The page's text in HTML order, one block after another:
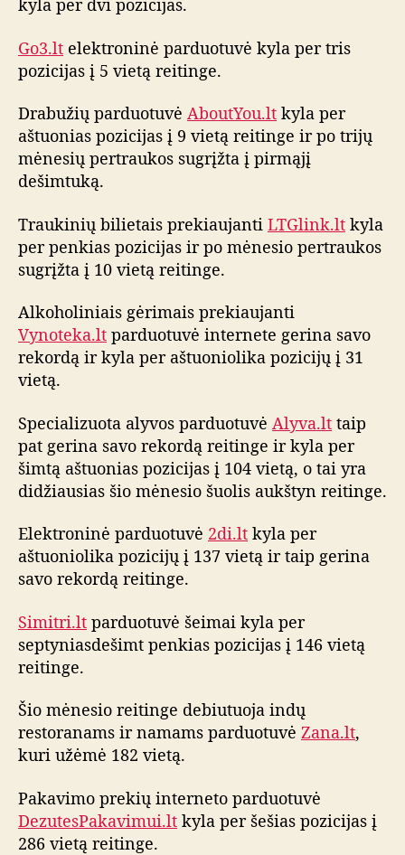
r
t
o
a
u
o
v
i
r
t
i
n
g
a
p
ž
l
g
kyla per dvi pozicijas.
Go3.lt elektroninė parduotuvė kyla per tris
pozicijas į 5 vietą reitinge.
Drabužių parduotuvė AboutYou.lt kyla per
aštuonias pozicijas į 9 vietą reitinge ir po trijų
mėnesių pertraukos sugrįžta į pirmąjį
dešimtuką.
Traukinių bilietais prekiaujanti LTGlink.lt kyla
per penkias pozicijas ir po mėnesio pertraukos
sugrįžta į 10 vietą reitinge.
Alkoholiniais gėrimais prekiaujanti
Vynoteka.lt parduotuvė internete gerina savo
rekordą ir kyla per aštuoniolika pozicijų į 31
vietą.
Specializuota alyvos parduotuvė Alyva.lt taip
pat gerina savo rekordą reitinge ir kyla per
šimtą aštuonias pozicijas į 104 vietą, o tai yra
didžiausias šio mėnesio šuolis aukštyn reitinge.
Elektroninė parduotuvė 2di.lt kyla per
aštuoniolika pozicijų į 137 vietą ir taip gerina
savo rekordą reitinge.
Simitri.lt parduotuvė šeimai kyla per
septyniasdešimt penkias pozicijas į 146 vietą
reitinge.
Šio mėnesio reitinge debiutuoja indų
restoranams ir namams parduotuvė Zana.lt,
kuri užėmė 182 vietą.
Pakavimo prekių interneto parduotuvė
DezutesPakavimui.lt kyla per šešias pozicijas į
286 vietą reitinge.